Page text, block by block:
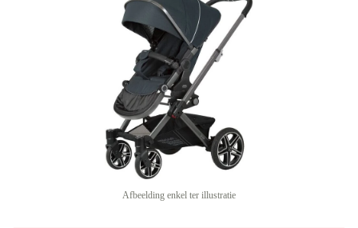
Afbeelding enkel ter illustratie